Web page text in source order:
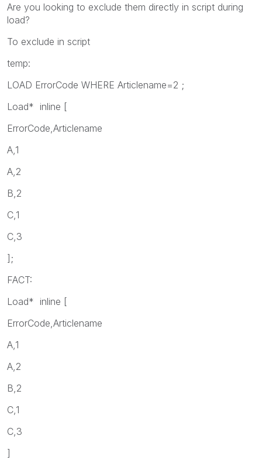
Are you looking to exclude them directly in script during
load?
To exclude in script
temp:
LOAD ErrorCode WHERE Articlename=2 ;
Load* inline [
ErrorCode,Articlename
A,1
A,2
B,2
C,1
C,3
];
FACT:
Load* inline [
ErrorCode,Articlename
A,1
A,2
B,2
C,1
C,3
]